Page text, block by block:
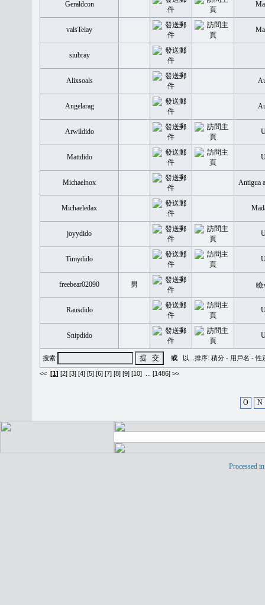
Geraldcon
valsTelay
siubray
Alixsoals
Angelarag
Arwildido
Mattdido
Michaelnox Antigua
Michaeledax
joyydido
Timydido
freebear02090 男
Rausdido
Snipdido
搜索 或 以...排序: 積分 - 用戶名 -性
<< [1] [2] [3] [4] [5] [6] [7] [8] [9] [10] [1486] >>
O N
Processed